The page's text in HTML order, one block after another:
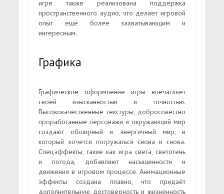
игре также реализована поддержка
пространственного аудио, что делает игровой
опыт ещё более захватывающим и
интересным.
Графика
Графическое оформление игры впечатляет
своей изысканностью и точностью.
Высококачественные текстуры, добросовестно
проработанные персонажи и окружающий мир
создают обширный и энергичный мир, в
который хочется погружаться снова и снова.
Спецэффекты, такие как игра света, светотень
и погода, добавляют насыщенности и
движения в игровом процессе. Анимационные
эффекты создана плавно, что придаёт
дополнительную достоверность и жизненность